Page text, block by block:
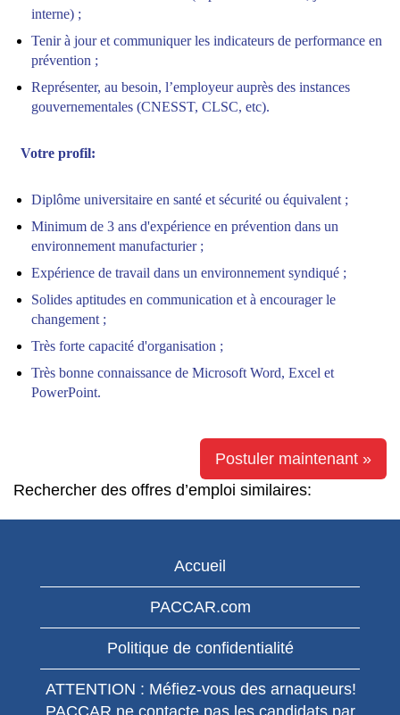
interne) ;
Tenir à jour et communiquer les indicateurs de performance en
prévention ;
Représenter, au besoin, l’employeur auprès des instances
gouvernementales (CNESST, CLSC, etc).
Votre profil:
Diplôme universitaire en santé et sécurité ou équivalent ;
Minimum de 3 ans d'expérience en prévention dans un
environnement manufacturier ;
Expérience de travail dans un environnement syndiqué ;
Solides aptitudes en communication et à encourager le
changement ;
Très forte capacité d'organisation ;
Très bonne connaissance de Microsoft Word, Excel et
PowerPoint.
Postuler maintenant »
Rechercher des offres d’emploi similaires:
Accueil
PACCAR.com
Politique de confidentialité
ATTENTION : Méfiez-vous des arnaqueurs!
PACCAR ne contacte pas les candidats par